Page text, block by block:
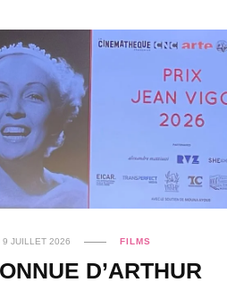
9 JUILLET 2026 FILMS
D’ARTHUR